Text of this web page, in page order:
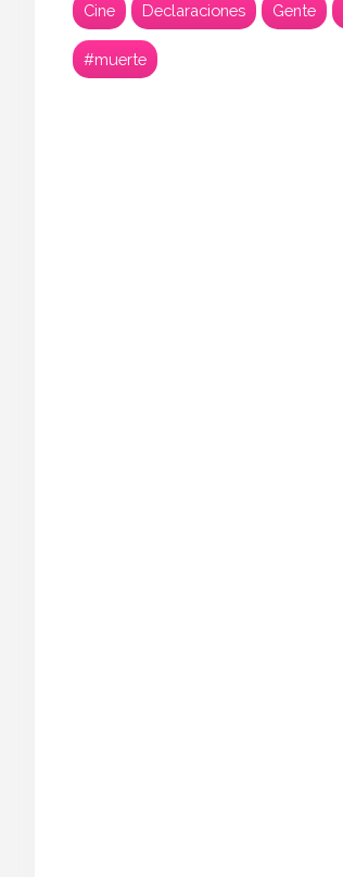
Cine Declaraciones Gente
#muerte